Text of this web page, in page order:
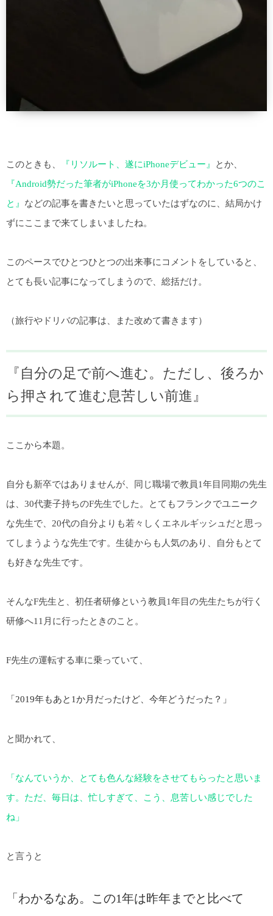
このときも、 『リソルート、遂にiPhoneデビュー』
とか、
『Android勢だった筆者がiPhoneを3か月使ってわかった6つのこ
と』 などの記事を書きたいと思っていたはずなのに、結局かけ
ずにここまで来てしまいましたね。
このペースでひとつひとつの出来事にコメントをしていると、
とても長い記事になってしまうので、総括だけ。
（旅行やドリバの記事は、また改めて書きます）
『自分の足で前へ進む。ただし、後ろか
ら押されて進む息苦しい前進』
ここから本題。
自分も新卒ではありませんが、同じ職場で教員1年目同期の先生
は、30代妻子持ちのF先生でした。とてもフランクでユニーク
な先生で、20代の自分よりも若々しくエネルギッシュだと思っ
てしまうような先生です。生徒からも人気のあり、自分もとて
も好きな先生です。
そんなF先生と、初任者研修という教員1年目の先生たちが行く
研修へ11月に行ったときのこと。
F先生の運転する車に乗っていて、
「2019年もあと1か月だったけど、今年どうだった？」
と聞かれて、
「なんていうか、とても色んな経験をさせてもらったと思いま
す。ただ、毎日は、忙しすぎて、こう、息苦しい感じでした
ね」
と言うと
「わかるなあ。この1年は昨年までと比べて